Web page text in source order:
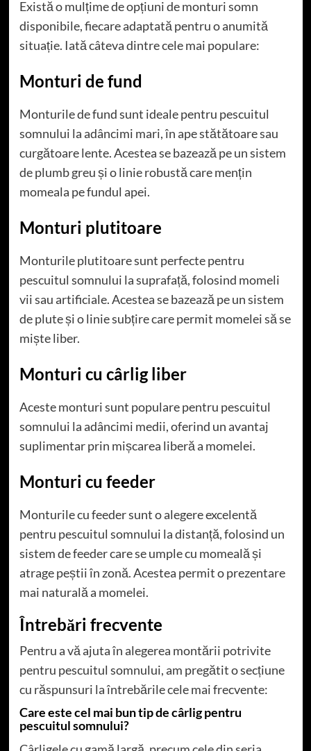
Există o mulțime de opțiuni de monturi somn
disponibile, fiecare adaptată pentru o anumită
situație. Iată câteva dintre cele mai populare:
Monturi de fund
Monturile de fund sunt ideale pentru pescuitul
somnului la adâncimi mari, în ape stătătoare sau
curgătoare lente. Acestea se bazează pe un sistem
de plumb greu și o linie robustă care mențin
momeala pe fundul apei.
Monturi plutitoare
Monturile plutitoare sunt perfecte pentru
pescuitul somnului la suprafață, folosind momeli
vii sau artificiale. Acestea se bazează pe un sistem
de plute și o linie subțire care permit momelei să se
miște liber.
Monturi cu cârlig liber
Aceste monturi sunt populare pentru pescuitul
somnului la adâncimi medii, oferind un avantaj
suplimentar prin mișcarea liberă a momelei.
Monturi cu feeder
Monturile cu feeder sunt o alegere excelentă
pentru pescuitul somnului la distanță, folosind un
sistem de feeder care se umple cu momeală și
atrage peștii în zonă. Acestea permit o prezentare
mai naturală a momelei.
Întrebări frecvente
Pentru a vă ajuta în alegerea montării potrivite
pentru pescuitul somnului, am pregătit o secțiune
cu răspunsuri la întrebările cele mai frecvente:
Care este cel mai bun tip de cârlig pentru
pescuitul somnului?